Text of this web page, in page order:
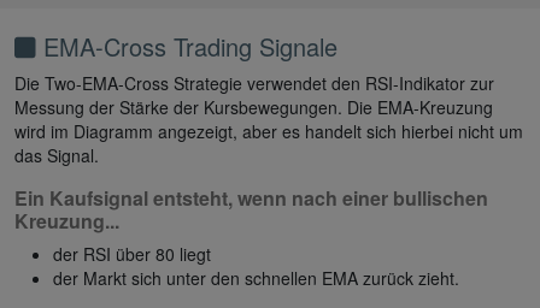
EMA-Cross Trading Signale
Die Two-EMA-Cross Strategie verwendet den RSI-Indikator zur
Messung der Stärke der Kursbewegungen. Die EMA-Kreuzung
wird im Diagramm angezeigt, aber es handelt sich hierbei nicht um
das Signal.
Ein Kaufsignal entsteht, wenn nach einer bullischen
Kreuzung...
der RSI über 80 liegt
der Markt sich unter den schnellen EMA zurück zieht.